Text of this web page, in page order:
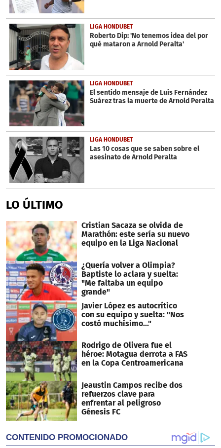
LIGA HONDUBET
Roberto Dip: 'No tenemos idea del por
qué mataron a Arnold Peralta'
LIGA HONDUBET
El sentido mensaje de Luis Fernández
Suárez tras la muerte de Arnold Peralta
LIGA HONDUBET
Las 10 cosas que se saben sobre el
asesinato de Arnold Peralta
LO ÚLTIMO
Cristian Sacaza se olvida de
Marathón: este sería su nuevo
equipo en la Liga Nacional
¿Quería volver a Olimpia?
Baptiste lo aclara y suelta:
"Me faltaba un equipo
grande"
Javier López es autocrítico
con su equipo y suelta: "Nos
costó muchísimo..."
Rodrigo de Olivera fue el
héroe: Motagua derrota a FAS
en la Copa Centroamericana
Jeaustin Campos recibe dos
refuerzos clave para
enfrentar al peligroso
Génesis FC